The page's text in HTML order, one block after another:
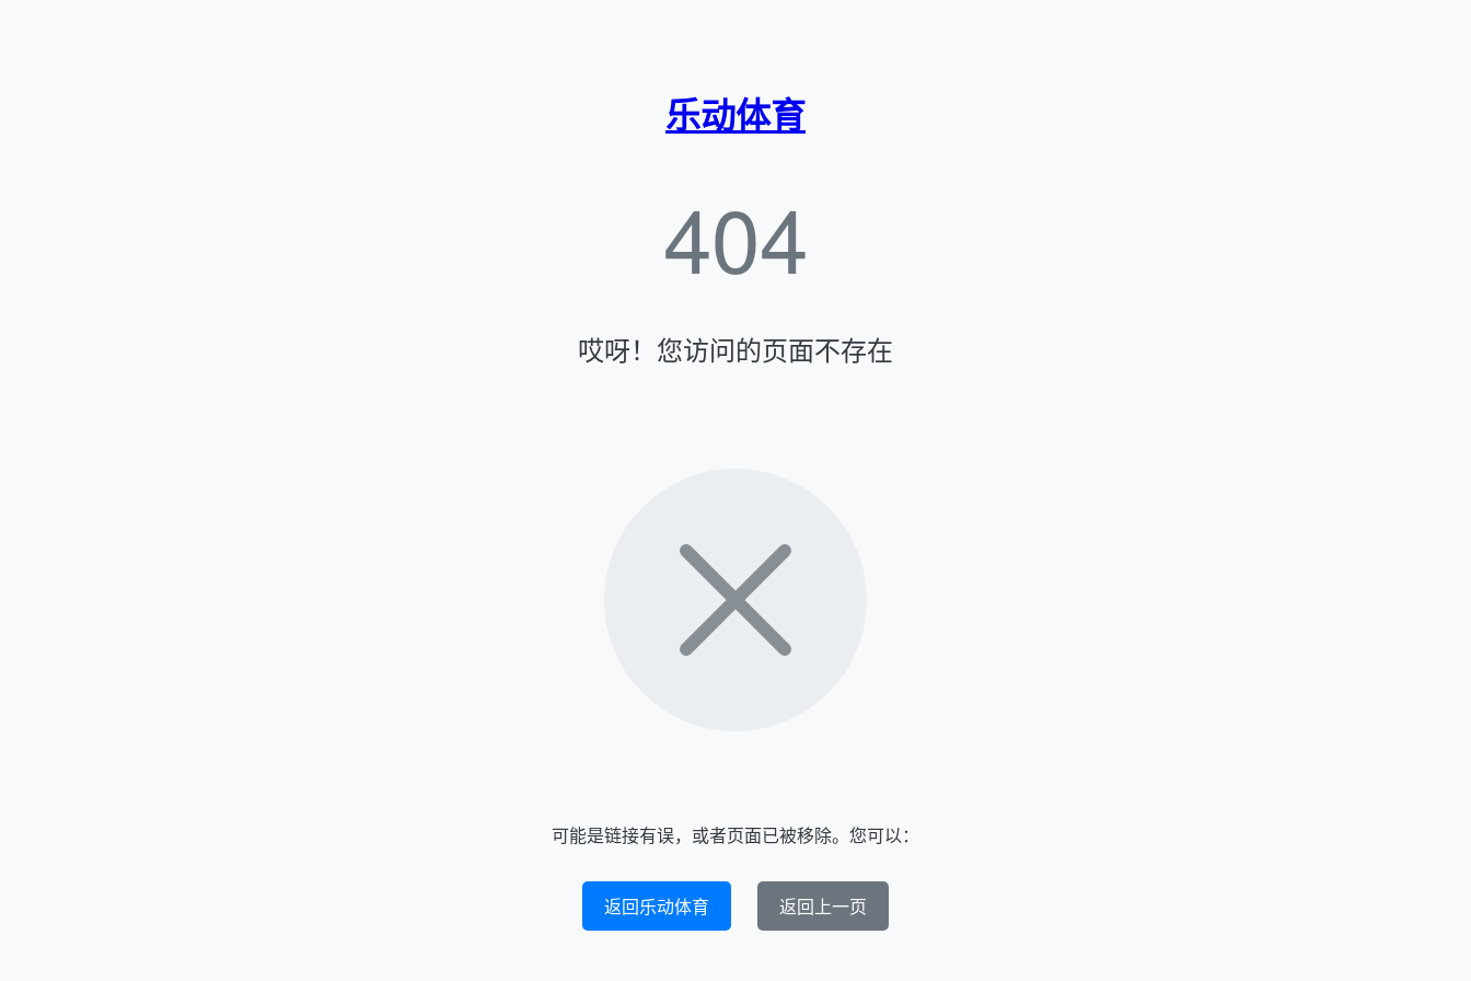
乐动体育
404
哎呀！您访问的页面不存在
可能是链接有误，或者页面已被移除。您可以：
返回乐动体育 返回上一页